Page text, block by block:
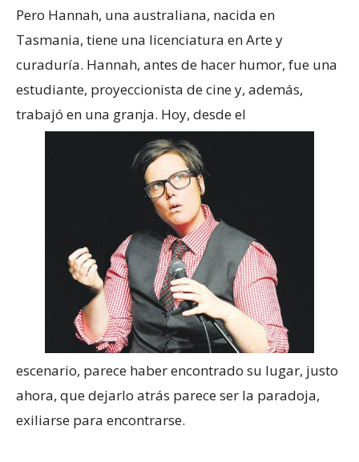
Pero Hannah, una australiana, nacida en
Tasmania, tiene una licenciatura en Arte y
curaduría. Hannah, antes de hacer humor, fue una
estudiante, proyeccionista de cine y, además,
trabajó en una granja. Hoy, desde el
escenario, parece haber encontrado su lugar, justo
ahora, que dejarlo atrás parece ser la paradoja,
exiliarse para encontrarse.